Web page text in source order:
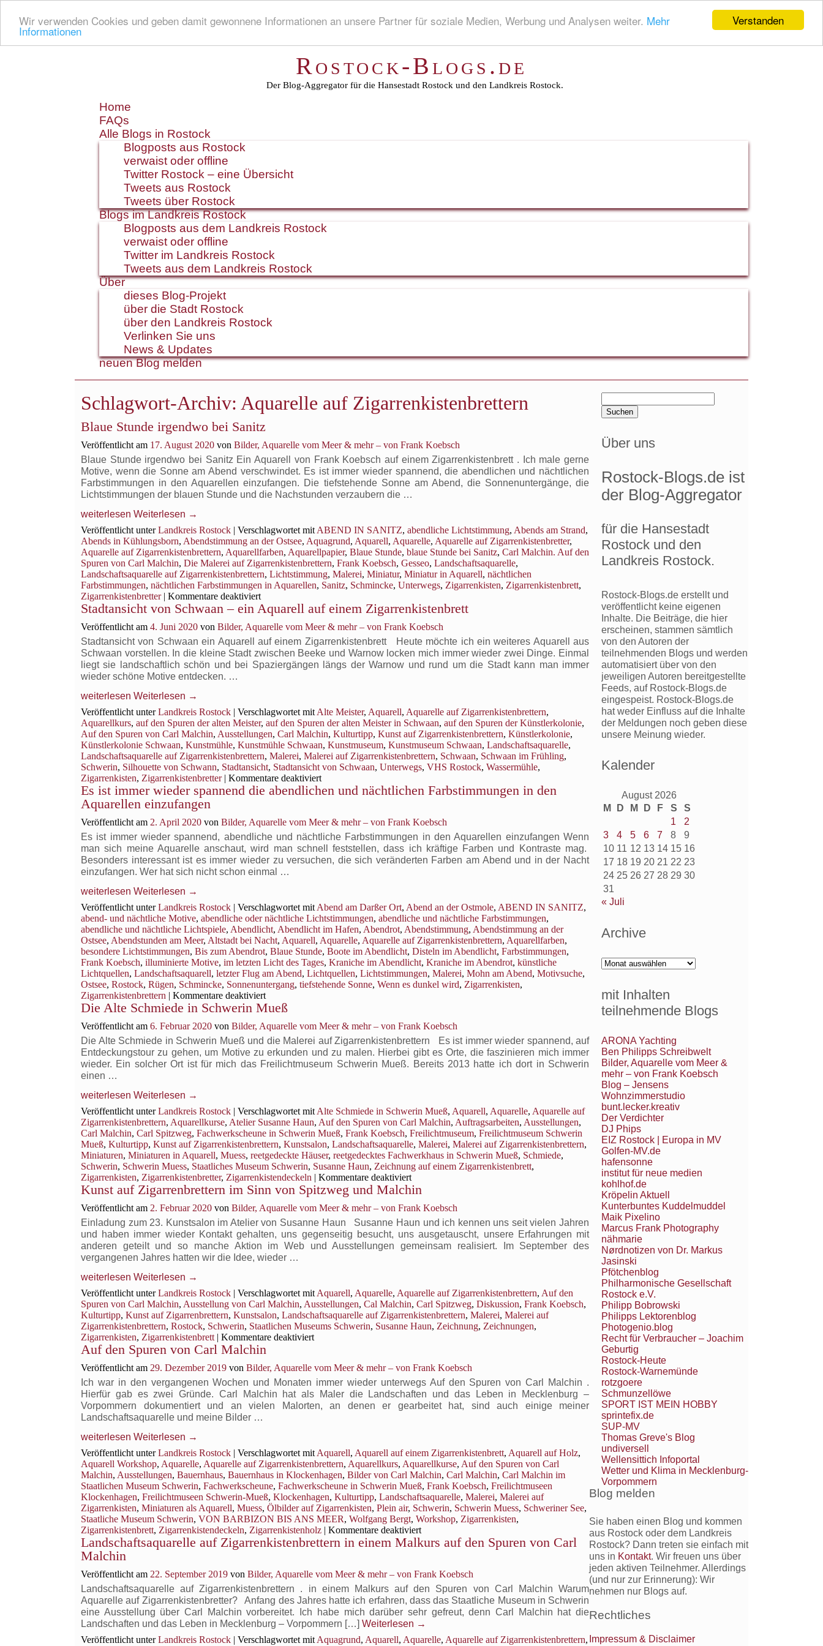
Verstanden
Wir verwenden Cookies und geben damit gewonnene Informationen an unsere Partner für soziale Medien, Werbung und Analysen weiter. Mehr
Informationen
Rostock-Blogs.de
Der Blog-Aggregator für die Hansestadt Rostock und den Landkreis Rostock.
Inhalt
springen
Home
FAQs
Alle Blogs in Rostock
Blogposts aus Rostock
verwaist oder offline
Twitter Rostock – eine Übersicht
Tweets aus Rostock
Tweets über Rostock
Blogs im Landkreis Rostock
Blogposts aus dem Landkreis Rostock
verwaist oder offline
Twitter im Landkreis Rostock
Tweets aus dem Landkreis Rostock
Über
dieses Blog-Projekt
über die Stadt Rostock
über den Landkreis Rostock
Verlinken Sie uns
News & Updates
neuen Blog melden
Schlagwort-Archiv: Aquarelle auf Zigarrenkistenbrettern
Blaue Stunde irgendwo bei Sanitz
Veröffentlicht am 17. August 2020 von Bilder, Aquarelle vom Meer & mehr – von Frank Koebsch
Blaue Stunde irgendwo bei Sanitz Ein Aquarell von Frank Koebsch auf einem Zigarrenkistenbrett . Ich male gerne
Motive, wenn die Sonne am Abend verschwindet. Es ist immer wieder spannend, die abendlichen und nächtlichen
Farbstimmungen in den Aquarellen einzufangen. Die tiefstehende Sonne am Abend, die Sonnenuntergänge, die
Lichtstimmungen der blauen Stunde und die Nachstunden verzaubern die …
weiterlesen Weiterlesen →
Veröffentlicht unter Landkreis Rostock | Verschlagwortet mit ABEND IN SANITZ, abendliche Lichtstimmung, Abends am Strand,
Abends in Kühlungsborn, Abendstimmung an der Ostsee, Aquagrund, Aquarell, Aquarelle, Aquarelle auf Zigarrenkistenbretter,
Aquarelle auf Zigarrenkistenbrettern, Aquarellfarben, Aquarellpapier, Blaue Stunde, blaue Stunde bei Sanitz, Carl Malchin. Auf den
Spuren von Carl Malchin, Die Malerei auf Zigarrenkistenbrettern, Frank Koebsch, Gesseo, Landschaftsaquarelle,
Landschaftsaquarelle auf Zigarrenkistenbrettern, Lichtstimmung, Malerei, Miniatur, Miniatur in Aquarell, nächtlichen
Farbstimmungen, nächtlichen Farbstimmungen in Aquarellen, Sanitz, Schmincke, Unterwegs, Zigarrenkisten, Zigarrenkistenbrett,
Zigarrenkistenbretter | Kommentare deaktiviertfür
Blaue
Stunde
irgendwo
bei
Sanitz
Stadtansicht von Schwaan – ein Aquarell auf einem Zigarrenkistenbrett
Veröffentlicht am 4. Juni 2020 von Bilder, Aquarelle vom Meer & mehr – von Frank Koebsch
Stadtansicht von Schwaan ein Aquarell auf einem Zigarrenkistenbrett Heute möchte ich ein weiteres Aquarell aus
Schwaan vorstellen. In die kleine Stadt zwischen Beeke und Warnow locken mich immer wieder zwei Dinge. Einmal
liegt sie landschaftlich schön und bei Spaziergängen längs der Warnow und rund um die Stadt kann man immer
wieder schöne Motive entdecken. …
weiterlesen Weiterlesen →
Veröffentlicht unter Landkreis Rostock | Verschlagwortet mit Alte Meister, Aquarell, Aquarelle auf Zigarrenkistenbrettern,
Aquarellkurs, auf den Spuren der alten Meister, auf den Spuren der alten Meister in Schwaan, auf den Spuren der Künstlerkolonie,
Auf den Spuren von Carl Malchin, Ausstellungen, Carl Malchin, Kulturtipp, Kunst auf Zigarrenkistenbrettern, Künstlerkolonie,
Künstlerkolonie Schwaan, Kunstmühle, Kunstmühle Schwaan, Kunstmuseum, Kunstmuseum Schwaan, Landschaftsaquarelle,
Landschaftsaquarelle auf Zigarrenkistenbrettern, Malerei, Malerei auf Zigarrenkistenbrettern, Schwaan, Schwaan im Frühling,
Schwerin, Silhouette von Schwann, Stadtansicht, Stadtansicht von Schwaan, Unterwegs, VHS Rostock, Wassermühle,
Zigarrenkisten, Zigarrenkistenbretter | Kommentare deaktiviertfür
Stadtansicht
–
ein
Aquarell
auf
einem
Es ist immer wieder spannend die abendlichen und nächtlichen Farbstimmungen in den
Aquarellen einzufangen
Veröffentlicht am 2. April 2020 von Bilder, Aquarelle vom Meer & mehr – von Frank Koebsch
Es ist immer wieder spannend, abendliche und nächtliche Farbstimmungen in den Aquarellen einzufangen Wenn
man sich meine Aquarelle anschaut, wird man schnell feststellen, dass ich kräftige Farben und Kontraste mag.
Besonders interessant ist es immer wieder zu versuchen, die sich veränderten Farben am Abend und in der Nacht
einzufangen. Wer hat sich nicht schon einmal …
weiterlesen Weiterlesen →
Veröffentlicht unter Landkreis Rostock | Verschlagwortet mit Abend am Darßer Ort, Abend an der Ostmole, ABEND IN SANITZ,
abend- und nächtliche Motive, abendliche oder nächtliche Lichtstimmungen, abendliche und nächtliche Farbstimmungen,
abendliche und nächtliche Lichtspiele, Abendlicht, Abendlicht im Hafen, Abendrot, Abendstimmung, Abendstimmung an der
Ostsee, Abendstunden am Meer, Altstadt bei Nacht, Aquarell, Aquarelle, Aquarelle auf Zigarrenkistenbrettern, Aquarellfarben,
besondere Lichtstimmungen, Bis zum Abendrot, Blaue Stunde, Boote im Abendlicht, Disteln im Abendlicht, Farbstimmungen,
Frank Koebsch, illuminierte Motive, im letzten Licht des Tages, Kraniche im Abendlicht, Kraniche im Abendrot, künstliche
Lichtquellen, Landschaftsaquarell, letzter Flug am Abend, Lichtquellen, Lichtstimmungen, Malerei, Mohn am Abend, Motivsuche,
Ostsee, Rostock, Rügen, Schmincke, Sonnenuntergang, tiefstehende Sonne, Wenn es dunkel wird, Zigarrenkisten,
Zigarrenkistenbrettern | Kommentare deaktiviertfür
Es
immer
wieder
spannend
die
in
den
Aquarellen
einzufangen
Die Alte Schmiede in Schwerin Mueß
Veröffentlicht am 6. Februar 2020 von Bilder, Aquarelle vom Meer & mehr – von Frank Koebsch
Die Alte Schmiede in Schwerin Mueß und die Malerei auf Zigarrenkistenbrettern Es ist immer wieder spannend, auf
Entdeckungstour zu gehen, um Motive zu erkunden und zu malen. Hierbei gibt es Orte, die faszinieren mich immer
wieder. Ein solcher Ort ist für mich das Freilichtmuseum Schwerin Mueß. Bereits 2013 hatte ich dort in Schwerin
einen …
weiterlesen Weiterlesen →
Veröffentlicht unter Landkreis Rostock | Verschlagwortet mit Alte Schmiede in Schwerin Mueß, Aquarell, Aquarelle, Aquarelle auf
Zigarrenkistenbrettern, Aquarellkurse, Atelier Susanne Haun, Auf den Spuren von Carl Malchin, Auftragsarbeiten, Ausstellungen,
Carl Malchin, Carl Spitzweg, Fachwerkscheune in Schwerin Mueß, Frank Koebsch, Freilichtmuseum, Freilichtmuseum Schwerin
Mueß, Kulturtipp, Kunst auf Zigarrenkistenbrettern, Kunstsalon, Landschaftsaquarelle, Malerei, Malerei auf Zigarrenkistenbrettern,
Miniaturen, Miniaturen in Aquarell, Muess, reetgedeckte Häuser, reetgedecktes Fachwerkhaus in Schwerin Mueß, Schmiede,
Schwerin, Schwerin Muess, Staatliches Museum Schwerin, Susanne Haun, Zeichnung auf einem Zigarrenkistenbrett,
Zigarrenkisten, Zigarrenkistenbretter, Zigarrenkistendeckeln | Kommentare deaktiviertfür
Die
Schmiede
in
Schwerin
Mueß
Kunst auf Zigarrenbrettern im Sinn von Spitzweg und Malchin
Veröffentlicht am 2. Februar 2020 von Bilder, Aquarelle vom Meer & mehr – von Frank Koebsch
Einladung zum 23. Kunstsalon im Atelier von Susanne Haun Susanne Haun und ich kennen uns seit vielen Jahren
und haben immer wieder Kontakt gehalten, uns gegenseitig besucht, uns ausgetauscht, unsere Erfahrungen mit
anderen geteilt und so manche Aktion im Web und Ausstellungen gemeinsam realisiert. Im September des
vergangenen Jahres hatten wir die Idee, wieder …
weiterlesen Weiterlesen →
Veröffentlicht unter Landkreis Rostock | Verschlagwortet mit Aquarell, Aquarelle, Aquarelle auf Zigarrenkistenbrettern, Auf den
Spuren von Carl Malchin, Ausstellung von Carl Malchin, Ausstellungen, Cal Malchin, Carl Spitzweg, Diskussion, Frank Koebsch,
Kulturtipp, Kunst auf Zigarrenbrettern, Kunstsalon, Landschaftsaquarelle auf Zigarrenkistenbrettern, Malerei, Malerei auf
Zigarrenkistenbrettern, Rostock, Schwerin, Staatlichen Museums Schwerin, Susanne Haun, Zeichnung, Zeichnungen,
Zigarrenkisten, Zigarrenkistenbrett | Kommentare deaktiviertfür
Zigarrenbrettern
im
Sinn
von
Spitzweg
Auf den Spuren von Carl Malchin
Veröffentlicht am 29. Dezember 2019 von Bilder, Aquarelle vom Meer & mehr – von Frank Koebsch
Ich war in den vergangenen Wochen und Monaten immer wieder unterwegs Auf den Spuren von Carl Malchin .
Hierfür gab es zwei Gründe. Carl Malchin hat als Maler die Landschaften und das Leben in Mecklenburg –
Vorpommern dokumentiert und an vielen Malorten, an denen er gearbeitet hat, sind auch einige meiner
Landschaftsaquarelle und meine Bilder …
weiterlesen Weiterlesen →
Veröffentlicht unter Landkreis Rostock | Verschlagwortet mit Aquarell, Aquarell auf einem Zigarrenkistenbrett, Aquarell auf Holz,
Aquarell Workshop, Aquarelle, Aquarelle auf Zigarrenkistenbrettern, Aquarellkurs, Aquarellkurse, Auf den Spuren von Carl
Malchin, Ausstellungen, Bauernhaus, Bauernhaus in Klockenhagen, Bilder von Carl Malchin, Carl Malchin, Carl Malchin im
Staatlichen Museum Schwerin, Fachwerkscheune, Fachwerkscheune in Schwerin Mueß, Frank Koebsch, Freilichtmuseen
Klockenhagen, Freilichtmuseen Schwerin-Mueß, Klockenhagen, Kulturtipp, Landschaftsaquarelle, Malerei, Malerei auf
Zigarrenkisten, Miniaturen als Aquarell, Muess, Ölbilder auf Zigarrenkisten, Plein air, Schwerin, Schwerin Muess, Schweriner See,
Staatliche Museum Schwerin, VON BARBIZON BIS ANS MEER, Wolfgang Bergt, Workshop, Zigarrenkisten,
Zigarrenkistenbrett, Zigarrenkistendeckeln, Zigarrenkistenholz | Kommentare deaktiviertfür
Auf
von
Carl
Malchin
Landschaftsaquarelle auf Zigarrenkistenbrettern in einem Malkurs auf den Spuren von Carl
Malchin
Veröffentlicht am 22. September 2019 von Bilder, Aquarelle vom Meer & mehr – von Frank Koebsch
Landschaftsaquarelle auf Zigarrenkistenbrettern . in einem Malkurs auf den Spuren von Carl Malchin Warum
Aquarelle auf Zigarrenkistenbretter? Anfang des Jahres hatte ich erfahren, dass das Staatliche Museum in Schwerin
eine Ausstellung über Carl Malchin vorbereitet. Ich habe mich darüber sehr gefreut, denn Carl Malchin hat die
Landschaften und das Leben in Mecklenburg – Vorpommern […] Weiterlesen →
Veröffentlicht unter Landkreis Rostock | Verschlagwortet mit Aquagrund, Aquarell, Aquarelle, Aquarelle auf Zigarrenkistenbrettern,
nach:
Über uns
Rostock-Blogs.de ist
der Blog-Aggregator
für die Hansestadt
Rostock und den
Landkreis Rostock.
Rostock-Blogs.de erstellt und
veröffentlicht keine eigenen
Inhalte. Die Beiträge, die hier
erscheinen, stammen sämtlich
von den Autoren der
teilnehmenden Blogs und werden
automatisiert über von den
jeweiligen Autoren bereitgestellte
Feeds, auf Rostock-Blogs.de
eingespeist. Rostock-Blogs.de
hat weder Einfluss auf die Inhalte
der Meldungen noch geben diese
unsere Meinung wieder.
Kalender
August 2026
M
D M D F S
S
1
2
3
4 5 6 7 8
9
10 11 12 13 14 15 16
17 18 19 20 21 22 23
24 25 26 27 28 29 30
31
« Juli
Archive
Archive
mit Inhalten
teilnehmende Blogs
ARONA Yachting
Ben Philipps Schreibwelt
Bilder, Aquarelle vom Meer &
mehr – von Frank Koebsch
Blog – Jensens
Wohnzimmerstudio
bunt.lecker.kreativ
Der Verdichter
DJ Phips
EIZ Rostock | Europa in MV
Golfen-MV.de
hafensonne
institut für neue medien
kohlhof.de
Kröpelin Aktuell
Kunterbuntes Kuddelmuddel
Maik Pixelino
Marcus Frank Photography
nähmarie
Nørdnotizen von Dr. Markus
Jasinski
Pfötchenblog
Philharmonische Gesellschaft
Rostock e.V.
Philipp Bobrowski
Philipps Lektorenblog
Photogenio.blog
Recht für Verbraucher – Joachim
Geburtig
Rostock-Heute
Rostock-Warnemünde
rotzgoere
Schmunzellöwe
SPORT IST MEIN HOBBY
sprintefix.de
SUP-MV
Thomas Greve's Blog
undiversell
Wellensittich Infoportal
Wetter und Klima in Mecklenburg-
Vorpommern
Blog melden
Sie haben einen Blog und kommen
aus Rostock oder dem Landkreis
Rostock? Dann treten sie einfach mit
uns in Kontakt. Wir freuen uns über
jeden aktiven Teilnehmer. Allerdings
(und nur zur Erinnerung): Wir
nehmen nur Blogs auf.
Rechtliches
Impressum & Disclaimer